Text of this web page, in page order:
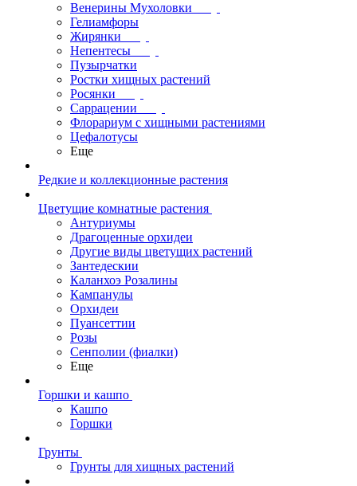
Венерины Мухоловки
Гелиамфоры
Жирянки
Непентесы
Пузырчатки
Ростки хищных растений
Росянки
Саррацении
Флорариум с хищными растениями
Цефалотусы
Еще
Редкие и коллекционные растения
Цветущие комнатные растения
Антуриумы
Драгоценные орхидеи
Другие виды цветущих растений
Зантедескии
Каланхоэ Розалины
Кампанулы
Орхидеи
Пуансеттии
Розы
Сенполии (фиалки)
Еще
Горшки и кашпо
Кашпо
Горшки
Грунты
Грунты для хищных растений